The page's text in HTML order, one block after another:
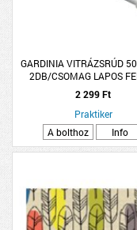
GARDINIA VITRÁZSRÚD
2DB/CSOMAG LAPOS
MŰANYAG/FÉM
2 299 Ft
Praktiker
A bolthoz
Info